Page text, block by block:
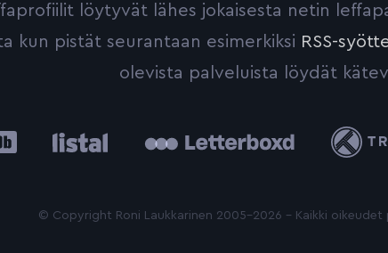
löytyvät lähes jokaisesta netin
kun pistät seurantaan esimerkiksi RSS-
olevista palveluista löydät
Trakt
© Copyright Roni Laukkarinen 2005-2026 - Kaikki oikeudet